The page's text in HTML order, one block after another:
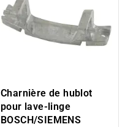
Charnière de hublot
pour lave-linge
BOSCH/SIEMENS